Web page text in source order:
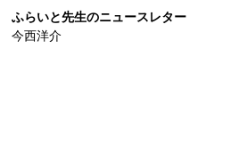
ふらいと先生のニュースレター
今西洋介